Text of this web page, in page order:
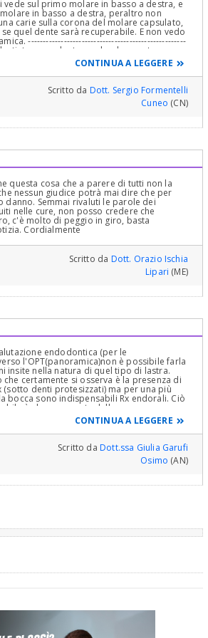
e Protesica Completa, in un Caso
Grave Parodontale ossea,
protesica in presenza di insufficienza
http://www.dentisti-
246_riabilitazione-orale-
...Cordialmente Gustavo
Gnatologia e Riabilitazioni Orali Complete in
vede sul primo molare in basso a destra, e
in basso a destra, peraltro non
carie sulla corona del molare capsulato,
quel dente sarà recuperabile. E non vedo
-----------------------------------------------------
precedente sembra lo sport
in caccia di pazienti. Sul mio sito,
, superata la pagina introduttiva, troverà,
storiella molto istruttiva sul suo caso, che
CONTINUA A LEGGERE
Scritto da Dott. Sergio Formentelli
Cuneo (CN)
questa cosa che a parere di tutti non la
nessun giudice potrà mai dire che per
danno. Semmai rivaluti le parole dei
nelle cure, non posso credere che
c'è molto di peggio in giro, basta
Cordialmente
Scritto da Dott. Orazio Ischia
Lipari (ME)
endodontica (per le
l'OPT(panoramica)non è possibile farla
insite nella natura di quel tipo di lastra.
certamente si osserva è la presenza di
(sotto denti protesizzati) ma per una più
bocca sono indispensabili Rx endorali. Ciò
è che gran parte delle sue
e quindi incongrue (alcune con
e dato che ogni professionista ha l'obbligo
operato lei è libero di fare le sue scelte.
l'obiettività clinica e/o
a zero. Cordialmente
CONTINUA A LEGGERE
Scritto daDott.ssa Giulia Garufi
Osimo (AN)